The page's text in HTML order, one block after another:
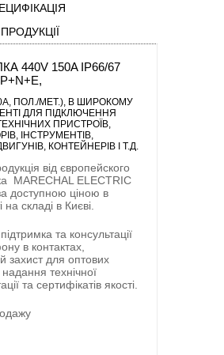
440V 150A IP66/67
ПОЛ./МЕТ.), В ШИРОКОМУ
ДЛЯ ПІДКЛЮЧЕННЯ
ПРИСТРОЇВ,
ІНСТРУМЕНТІВ,
КОНТЕЙНЕРІВ І Т.Д.
від європейского
MARECHAL ELECTRIC
доступною ціною в
на складі в Києві.
та консультації
в контактах,
захист для оптових
надання технічної
та сертифікатів якості.